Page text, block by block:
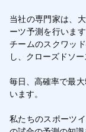
当社の専門家は、
ーツ予測を行いま
チームのスクワッ
し、クローズドソ
毎日、高確率で最
います。
私たちのスポーツ